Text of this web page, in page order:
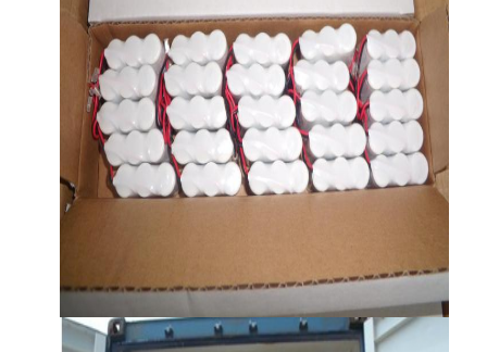
लिथियम LiFePO4 बैटरी
लिथियम आयन रिचार्जेबल बैटरी
लिथियम पॉलिमर बैटरी
ऊर्जा भंडारण बैटरी
एनआईसीडी रिचार्जेबल बैटरी
एलसीडी बैटरी चार्जर